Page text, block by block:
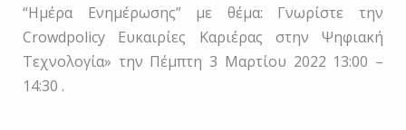
“Ημέρα Ενημέρωσης” με θέμα: Γνωρίστε την
Crowdpolicy Ευκαιρίες Καριέρας στην Ψηφιακή
Τεχνολογία» την Πέμπτη 3 Μαρτίου 2022 13:00 –
14:30 .